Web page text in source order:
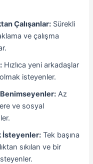
Çalışanlar: Sürekli
ve çalışma
Hızlıca yeni arkadaşlar
isteyenler.
Benimseyenler: Az
ve sosyal
İsteyenler: Tek başına
sıkılan ve bir